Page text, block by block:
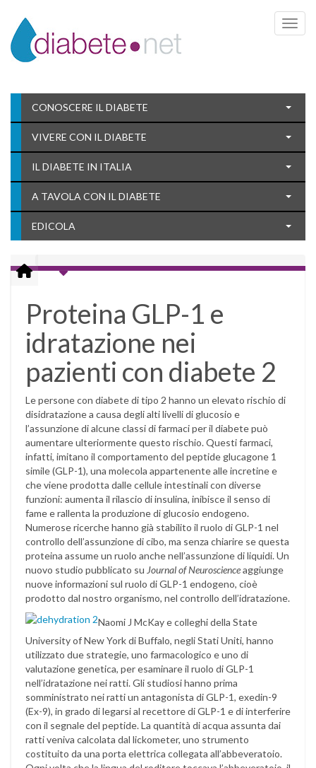
Toggle
CONOSCERE IL DIABETE
VIVERE CON IL DIABETE
IL DIABETE IN ITALIA
A TAVOLA CON IL DIABETE
EDICOLA
Proteina GLP-1 e
idratazione nei
pazienti con diabete 2
Le persone con diabete di tipo 2 hanno un elevato rischio di
disidratazione a causa degli alti livelli di glucosio e
l’assunzione di alcune classi di farmaci per il diabete può
aumentare ulteriormente questo rischio. Questi farmaci,
infatti, imitano il comportamento del peptide glucagone 1
simile (GLP-1), una molecola appartenente alle incretine e
che viene prodotta dalle cellule intestinali con diverse
funzioni: aumenta il rilascio di insulina, inibisce il senso di
fame e rallenta la produzione di glucosio endogeno.
Numerose ricerche hanno già stabilito il ruolo di GLP-1 nel
controllo dell’assunzione di cibo, ma senza chiarire se questa
proteina assume un ruolo anche nell’assunzione di liquidi. Un
nuovo studio pubblicato su Journal of Neuroscienceaggiunge
nuove informazioni sul ruolo di GLP-1 endogeno, cioè
prodotto dal nostro organismo, nel controllo dell’idratazione.
Naomi J McKay e colleghi della State
University of New York di Buffalo, negli Stati Uniti, hanno
utilizzato due strategie, uno farmacologico e uno di
valutazione genetica, per esaminare il ruolo di GLP-1
nell’idratazione nei ratti. Gli studiosi hanno prima
somministrato nei ratti un antagonista di GLP-1, exedin-9
(Ex-9), in grado di legarsi al recettore di GLP-1 e di interferire
con il segnale del peptide. La quantità di acqua assunta dai
ratti veniva calcolata dal lickometer, uno strumento
costituito da una porta elettrica collegata all’abbeveratoio.